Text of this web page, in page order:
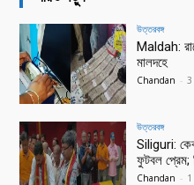
উত্তরবঙ্গ
Maldah:
মালদহে
Chandan - 3
উত্তরবঙ্গ
Siliguri:
ফুটবল প্রেম;
Chandan -